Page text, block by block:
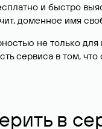
и быстро
доменное имя
не только
сервиса в том,
в